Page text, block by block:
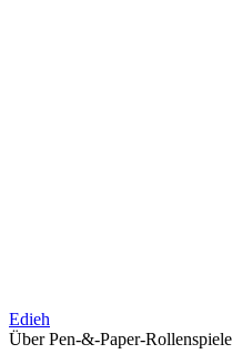
Edieh
Über Pen-&-Paper-